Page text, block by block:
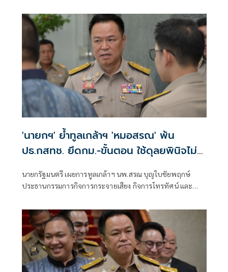
'นายกฯ' ย้ำทูลเกล้าฯ 'หมอสรณ' พ้น
ปธ.กสทช. ยึดกม.-ขั้นตอน ใช้ดุลยพินิจไม่
นายกรัฐมนตรี เผยการทูลเกล้าฯ นพ.สรณ บุญใบชัยพฤกษ์
ประธานกรรมการกิจการกระจายเสียง กิจการโทรทัศน์ และ